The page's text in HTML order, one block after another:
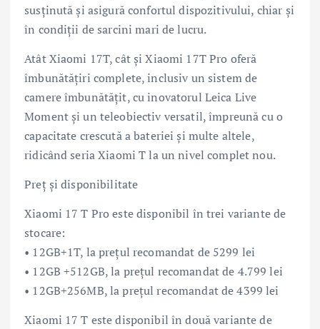
susținută și asigură confortul dispozitivului, chiar și
în condiții de sarcini mari de lucru.
Atât Xiaomi 17T, cât și Xiaomi 17T Pro oferă
îmbunătățiri complete, inclusiv un sistem de
camere îmbunătățit, cu inovatorul Leica Live
Moment și un teleobiectiv versatil, împreună cu o
capacitate crescută a bateriei și multe altele,
ridicând seria Xiaomi T la un nivel complet nou.
Preț și disponibilitate
Xiaomi 17 T Pro este disponibil în trei variante de
stocare:
• 12GB+1T, la prețul recomandat de 5299 lei
• 12GB +512GB, la prețul recomandat de 4.799 lei
• 12GB+256MB, la prețul recomandat de 4399 lei
Xiaomi 17 T este disponibil în două variante de